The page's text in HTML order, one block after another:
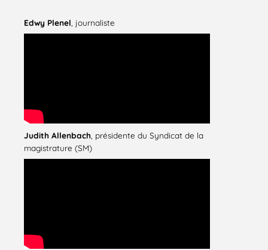
Edwy Plenel , journaliste
Judith Allenbach , présidente du Syndicat de la
magistrature (SM)